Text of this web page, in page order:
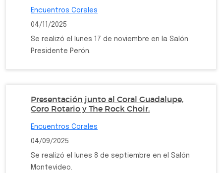
Encuentros Corales
04/11/2025
Se realizó el lunes 17 de noviembre en la Salón
Presidente Perón.
Presentación junto al Coral Guadalupe,
Coro Rotario y The Rock Choir.
Encuentros Corales
04/09/2025
Se realizó el lunes 8 de septiembre en el Salón
Montevideo.